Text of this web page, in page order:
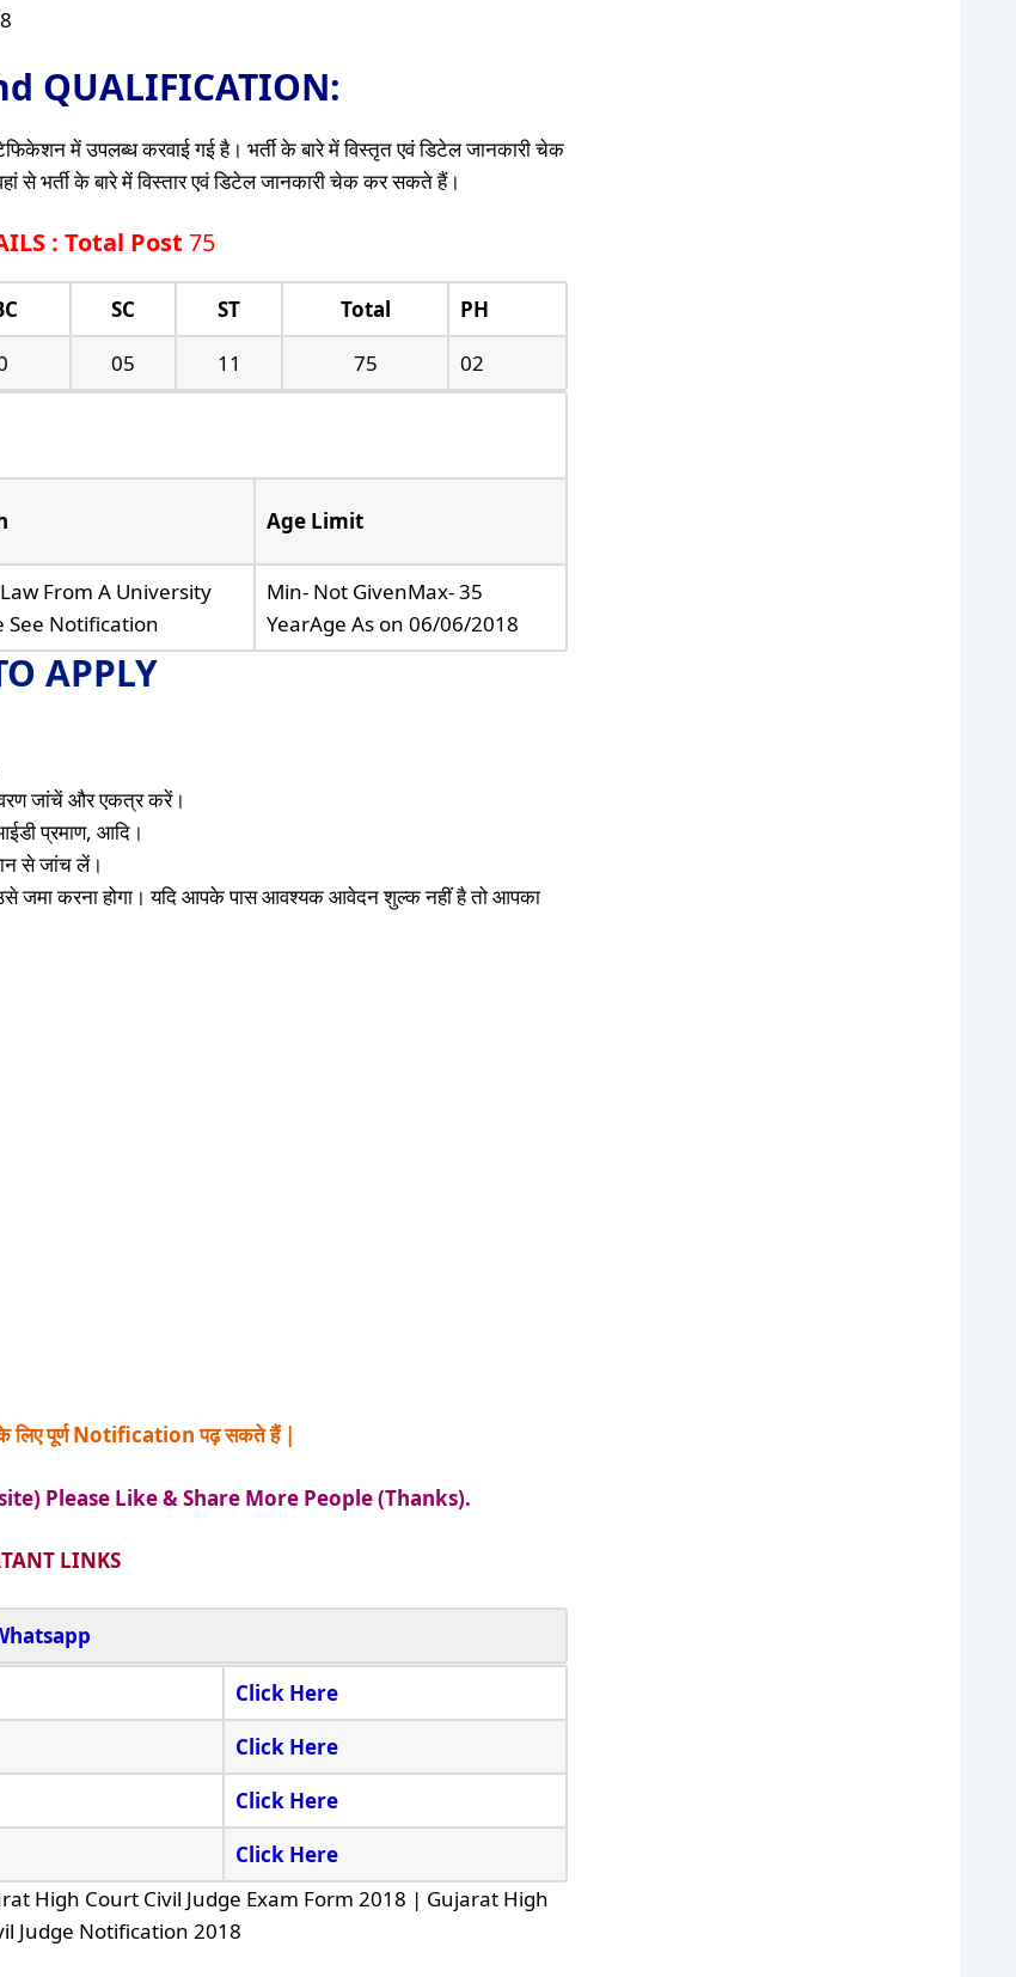
QUALIFICATION:
में उपलब्ध करवाई गई है। भर्ती के बारे में विस्तृत एवं डिटेल जानकारी चेक
से भर्ती के बारे में विस्तार एवं डिटेल जानकारी चेक कर सकते हैं।
: Total Post 75
SC ST Total
PH
05 11 75 02
Age Limit
From A University
See Notification
Min- Not GivenMax- 35
YearAge As on 06/06/2018
APPLY
जांचें और एकत्र करें।
प्रमाण, आदि।
से जांच लें।
जमा करना होगा। यदि आपके पास आवश्यक आवेदन शुल्क नहीं है तो आपका
के लिए पूर्ण Notification पढ़ सकते हैं |
Please Like & Share More People (Thanks).
LINKS
Click Here
Click Here
Click Here
Click Here
High Court Civil Judge Exam Form 2018 | Gujarat High
Judge Notification 2018